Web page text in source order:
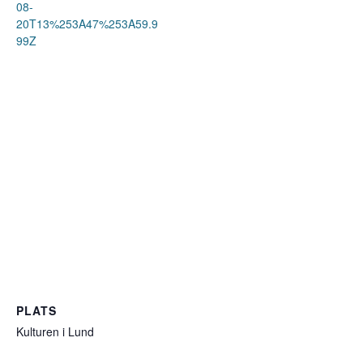
08-
20T13%253A47%253A59.9
99Z
PLATS
Kulturen i Lund